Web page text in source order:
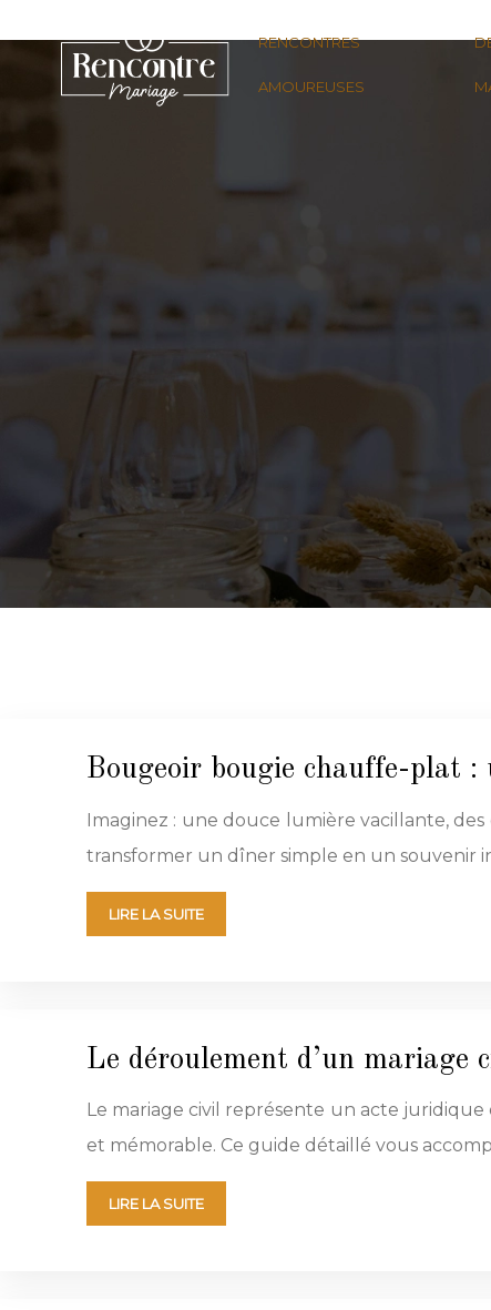
RENCONTRES
AMOUREUSES
Bougeoir bougie chauffe-plat
Imaginez : une douce lumière vacillante,
transformer un dîner simple en un souvenir
LIRE LA SUITE
Le déroulement d’un mariage
Le mariage civil représente un acte
et mémorable. Ce guide détaillé vous
LIRE LA SUITE